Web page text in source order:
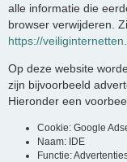
alle informatie die
browser verwijderen.
https://
Op deze website
zijn bijvoorbeeld
Hieronder een
Cookie: Google
Naam: IDE
Functie: